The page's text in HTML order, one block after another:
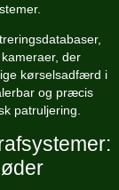
der
kørselsadfærd i
og præcis
patruljering.